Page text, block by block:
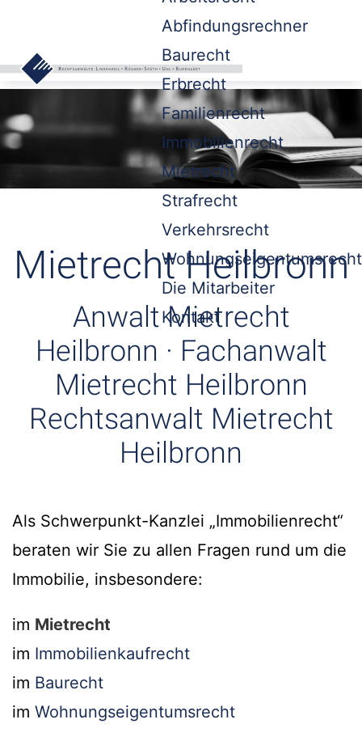
Abfindungsrechner
Baurecht
Erbrecht
Familienrecht
Immobilienrecht
Mietrecht
Strafrecht
Verkehrsrecht
Wohnungseigentumsrecht
Die Mitarbeiter
Kontakt
Mietrecht Heilbronn
Anwalt Mietrecht
Heilbronn · Fachanwalt
Mietrecht Heilbronn
Rechtsanwalt Mietrecht
Heilbronn
Als Schwerpunkt-Kanzlei „Immobilienrecht“
beraten wir Sie zu allen Fragen rund um die
Immobilie, insbesondere:
im Mietrecht
im Immobilienkaufrecht
im Baurecht
im Wohnungseigentumsrecht